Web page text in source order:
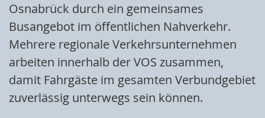
Osnabrück durch ein gemeinsames
Busangebot im öffentlichen Nahverkehr.
Mehrere regionale Verkehrsunternehmen
arbeiten innerhalb der VOS zusammen,
damit Fahrgäste im gesamten Verbundgebiet
zuverlässig unterwegs sein können.